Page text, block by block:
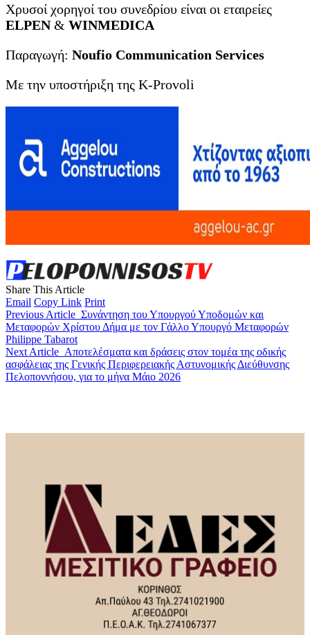
Χρυσοί χορηγοί του συνεδρίου είναι οι εταιρείες
ELPEN& WINMEDICA
Παραγωγή: Noufio Communication Services
Με την υποστήριξη της K-Provoli
Share This Article
Email Copy Link Print
Previous Article Συνάντηση του Υπουργού Υποδομών και
Μεταφορών Χρίστου Δήμα με τον Γάλλο Υπουργό Μεταφορών
Philippe Tabarot
Next Article Αποτελέσματα και δράσεις στον τομέα της οδικής
ασφάλειας της Γενικής Περιφερειακής Αστυνομικής Διεύθυνσης
Πελοποννήσου, για το μήνα Μάιο 2026